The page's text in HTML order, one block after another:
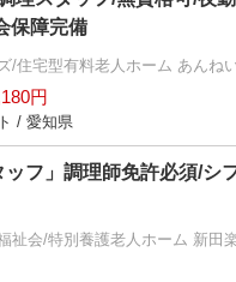
保障完備
/住宅型有料老人ホーム あんね
円
/ 愛知県
ッフ」調理師免許必須/シ
祉会/特別養護老人ホーム 新田